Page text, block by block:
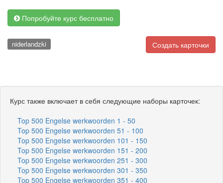
Попробуйте курс бесплатно
Создать карточки
niderlandzki
Курс также включает в себя следующие наборы карточек:
Top 500 Engelse werkwoorden 1 - 50
Top 500 Engelse werkwoorden 51 - 100
Top 500 Engelse werkwoorden 101 - 150
Top 500 Engelse werkwoorden 151 - 200
Top 500 Engelse werkwoorden 251 - 300
Top 500 Engelse werkwoorden 301 - 350
Top 500 Engelse werkwoorden 351 - 400